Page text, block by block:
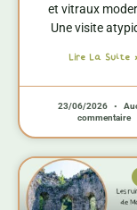
et vitraux
Une visite
Lire La Suite
23/06/2026
commentaire